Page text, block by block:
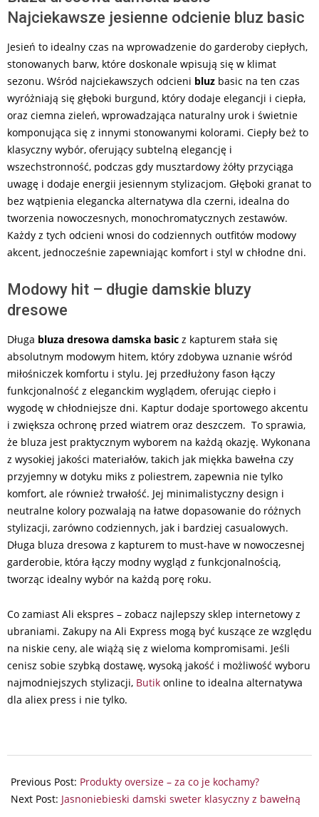
Najciekawsze jesienne odcienie bluz basic
Jesień to idealny czas na wprowadzenie do garderoby ciepłych,
stonowanych barw, które doskonale wpisują się w klimat
sezonu. Wśród najciekawszych odcieni bluz basic na ten czas
wyróżniają się głęboki burgund, który dodaje elegancji i ciepła,
oraz ciemna zieleń, wprowadzająca naturalny urok i świetnie
komponująca się z innymi stonowanymi kolorami. Ciepły beż to
klasyczny wybór, oferujący subtelną elegancję i
wszechstronność, podczas gdy musztardowy żółty przyciąga
uwagę i dodaje energii jesiennym stylizacjom. Głęboki granat to
bez wątpienia elegancka alternatywa dla czerni, idealna do
tworzenia nowoczesnych, monochromatycznych zestawów.
Każdy z tych odcieni wnosi do codziennych outfitów modowy
akcent, jednocześnie zapewniając komfort i styl w chłodne dni.
Modowy hit – długie damskie bluzy
dresowe
Długa bluza dresowa damska basic z kapturem stała się
absolutnym modowym hitem, który zdobywa uznanie wśród
miłośniczek komfortu i stylu. Jej przedłużony fason łączy
funkcjonalność z eleganckim wyglądem, oferując ciepło i
wygodę w chłodniejsze dni. Kaptur dodaje sportowego akcentu
i zwiększa ochronę przed wiatrem oraz deszczem. To sprawia,
że bluza jest praktycznym wyborem na każdą okazję. Wykonana
z wysokiej jakości materiałów, takich jak miękka bawełna czy
przyjemny w dotyku miks z poliestrem, zapewnia nie tylko
komfort, ale również trwałość. Jej minimalistyczny design i
neutralne kolory pozwalają na łatwe dopasowanie do różnych
stylizacji, zarówno codziennych, jak i bardziej casualowych.
Długa bluza dresowa z kapturem to must-have w nowoczesnej
garderobie, która łączy modny wygląd z funkcjonalnością,
tworząc idealny wybór na każdą porę roku.
Co zamiast Ali ekspres – zobacz najlepszy sklep internetowy z
ubraniami. Zakupy na Ali Express mogą być kuszące ze względu
na niskie ceny, ale wiążą się z wieloma kompromisami. Jeśli
cenisz sobie szybką dostawę, wysoką jakość i możliwość wyboru
najmodniejszych stylizacji, Butik online to idealna alternatywa
dla aliex press i nie tylko.
10-
27
Previous Post: Produkty oversize – za co je kochamy?
Next Post: Jasnoniebieski damski sweter klasyczny z bawełną